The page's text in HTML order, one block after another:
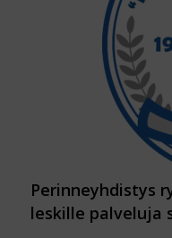
Perinneyhdistys
leskille palveluja